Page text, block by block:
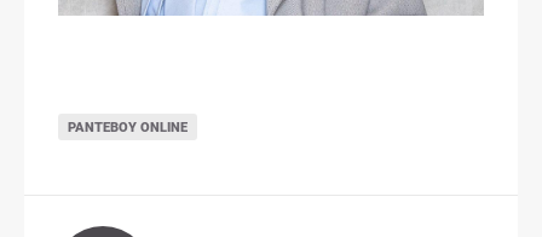
ΡΑΝΤΕΒΟΎ ONLINE